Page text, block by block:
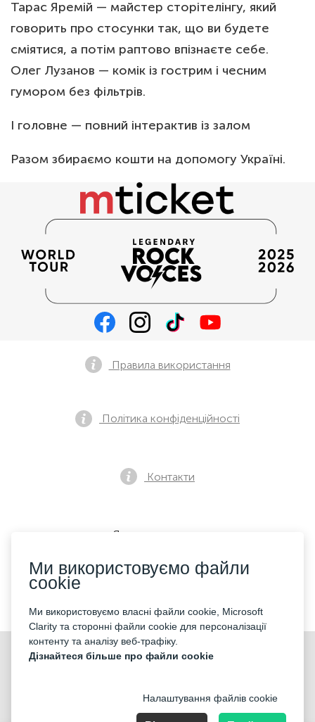
Тарас Яремій — майстер сторітелінгу, який
говорить про стосунки так, що ви будете
сміятися, а потім раптово впізнаєте себе.
Олег Лузанов — комік із гострим і чесним
гумором без фільтрів.
І головне — повний інтерактив із залом
Разом збираємо кошти на допомогу Україні.
©2026 «Mticket Sp. z o.o.» Всі права захищені
Правила використання
Політика конфіденційності
Контакти
Як купити квиток
Ми використовуємо файли
cookie
Ми використовуємо власні файли cookie, Microsoft
Clarity та сторонні файли cookie для персоналізації
контенту та аналізу веб-трафіку.
Дізнайтеся більше про файли cookie
Налаштування файлів cookie